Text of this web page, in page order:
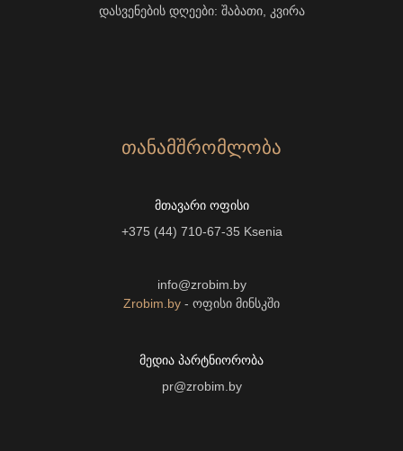
დასვენების დღეები: შაბათი, კვირა
ᲗᲐᲜᲐᲛᲨᲠᲝᲛᲚᲝᲑᲐ
ᲛᲗᲐᲕᲐᲠᲘ ᲝᲤᲘᲡᲘ
+375 (44) 710-67-35 Ksenia
info@zrobim.by
Zrobim.by - ოფისი მინსკში
ᲛᲔᲓᲘᲐ ᲞᲐᲠᲢᲜᲘᲝᲠᲝᲑᲐ
pr@zrobim.by